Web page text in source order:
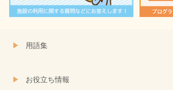
用語集
お役立ち情報